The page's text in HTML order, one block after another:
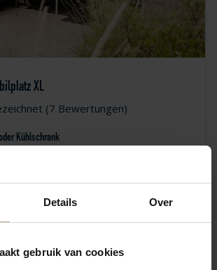
Details Over
gebruik van cookies
XL
(7 Bewertungen)
Kühlschrank
Camping mit privatem Sanitär,
€